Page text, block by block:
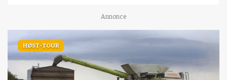
Annonce
HØST-TOUR